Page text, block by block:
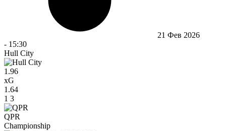
21 Фев 2026
- 15:30
Hull City
1.96
xG
1.64
1 3
QPR
Championship